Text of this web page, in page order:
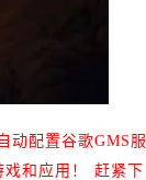
动配置谷歌GMS服
戏和应用！ 赶紧下